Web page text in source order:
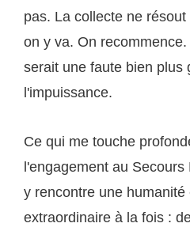
pas. La collecte ne
on y va. On
serait une faute bien plus
l'impuissance.
Ce qui me touche
l'engagement au
y rencontre une humanité
extraordinaire à la fois :